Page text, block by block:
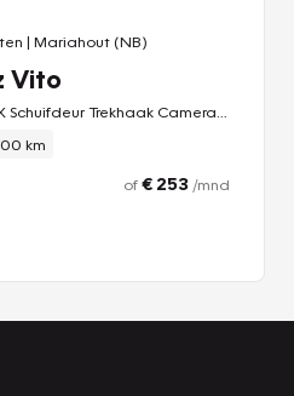
| Mariahout (NB)
Vito
km
of€ 253 /mnd